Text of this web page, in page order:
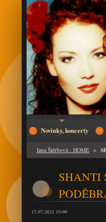
Jana Štěrbová - HOME >
SHANTI
17.07.2021 19:00
Novinky, koncerty